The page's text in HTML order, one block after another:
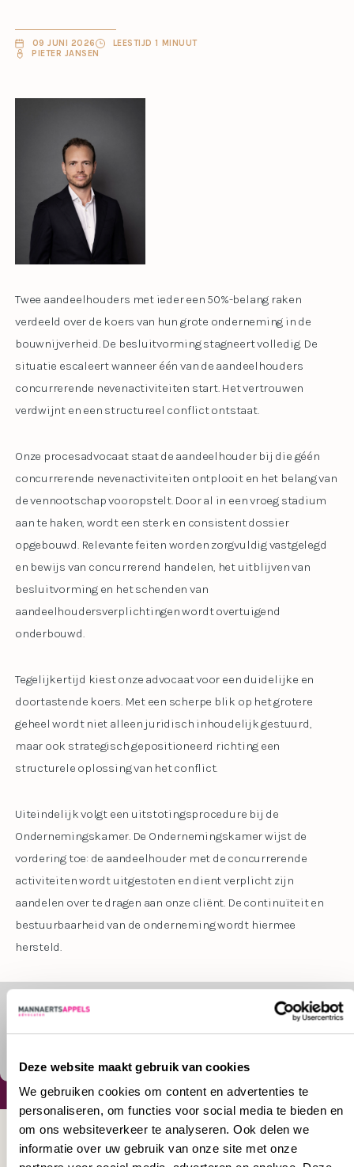
Deze website maakt gebruik van cookies
We gebruiken cookies om content en advertenties te
personaliseren, om functies voor social media te bieden en
om ons websiteverkeer te analyseren. Ook delen we
informatie over uw gebruik van onze site met onze
09 JUNI 2026
LEESTIJD 1 MINUUT
PIETER JANSEN
Twee aandeelhouders met ieder een 50%-belang raken
verdeeld over de koers van hun grote onderneming in de
bouwnijverheid. De besluitvorming stagneert volledig. De
situatie escaleert wanneer één van de aandeelhouders
concurrerende nevenactiviteiten start. Het vertrouwen
verdwijnt en een structureel conflict ontstaat.
Onze procesadvocaat staat de aandeelhouder bij die géén
concurrerende nevenactiviteiten ontplooit en het belang van
de vennootschap vooropstelt. Door al in een vroeg stadium
aan te haken, wordt een sterk en consistent dossier
opgebouwd. Relevante feiten worden zorgvuldig vastgelegd
en bewijs van concurrerend handelen, het uitblijven van
besluitvorming en het schenden van
aandeelhoudersverplichtingen wordt overtuigend
onderbouwd.
Tegelijkertijd kiest onze advocaat voor een duidelijke en
doortastende koers. Met een scherpe blik op het grotere
geheel wordt niet alleen juridisch inhoudelijk gestuurd,
maar ook strategisch gepositioneerd richting een
structurele oplossing van het conflict.
Uiteindelijk volgt een uitstotingsprocedure bij de
Ondernemingskamer. De Ondernemingskamer wijst de
vordering toe: de aandeelhouder met de concurrerende
activiteiten wordt uitgestoten en dient verplicht zijn
aandelen over te dragen aan onze cliënt. De continuïteit en
bestuurbaarheid van de onderneming wordt hiermee
hersteld.
< TERUG NAAR OVERZICHT
DEEL
Meer weten over onze